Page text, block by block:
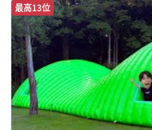
最高13位